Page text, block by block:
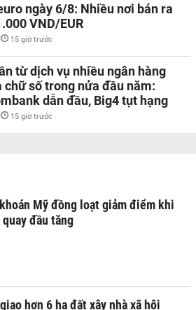
ngày 6/8: Nhiều nơi bán ra
VND/EUR
15 giờ trước
từ dịch vụ nhiều ngân hàng
chữ số trong nửa đầu năm:
dẫn đầu, Big4 tụt hạng
15 giờ trước
Mỹ đồng loạt giảm điểm khi
đầu tăng
hơn 6 ha đất xây nhà xã hội